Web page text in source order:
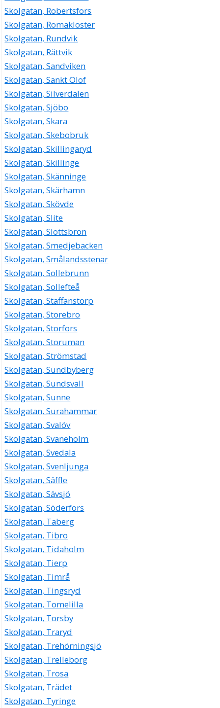
Skolgatan, Robertsfors
Skolgatan, Romakloster
Skolgatan, Rundvik
Skolgatan, Rättvik
Skolgatan, Sandviken
Skolgatan, Sankt Olof
Skolgatan, Silverdalen
Skolgatan, Sjöbo
Skolgatan, Skara
Skolgatan, Skebobruk
Skolgatan, Skillingaryd
Skolgatan, Skillinge
Skolgatan, Skänninge
Skolgatan, Skärhamn
Skolgatan, Skövde
Skolgatan, Slite
Skolgatan, Slottsbron
Skolgatan, Smedjebacken
Skolgatan, Smålandsstenar
Skolgatan, Sollebrunn
Skolgatan, Sollefteå
Skolgatan, Staffanstorp
Skolgatan, Storebro
Skolgatan, Storfors
Skolgatan, Storuman
Skolgatan, Strömstad
Skolgatan, Sundbyberg
Skolgatan, Sundsvall
Skolgatan, Sunne
Skolgatan, Surahammar
Skolgatan, Svalöv
Skolgatan, Svaneholm
Skolgatan, Svedala
Skolgatan, Svenljunga
Skolgatan, Säffle
Skolgatan, Sävsjö
Skolgatan, Söderfors
Skolgatan, Taberg
Skolgatan, Tibro
Skolgatan, Tidaholm
Skolgatan, Tierp
Skolgatan, Timrå
Skolgatan, Tingsryd
Skolgatan, Tomelilla
Skolgatan, Torsby
Skolgatan, Traryd
Skolgatan, Trehörningsjö
Skolgatan, Trelleborg
Skolgatan, Trosa
Skolgatan, Trädet
Skolgatan, Tyringe